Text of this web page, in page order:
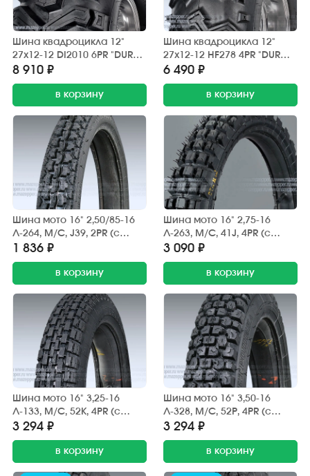
Шина квадроцикла 12"
27х12-12 DI2010 6PR "DURO"
Buffalo
8 910 ₽
в корзину
Шина квадроцикла 12"
27х12-12 HF278 4PR "DURO"
X-Treme
6 490 ₽
в корзину
Шина мото 16" 2,50/85-16
Л-264, M/C, J39, 2PR (с
камерой) "ПЕТРОШИНА"
Карпаты, Дельта (дор.)
1 836 ₽
в корзину
Шина мото 16" 2,75-16
Л-263, M/C, 41J, 4PR (с
камерой) "ПЕТРОШИНА"
Карпаты, Дельта (эндуро)
3 090 ₽
в корзину
Шина мото 16" 3,25-16
Л-133, M/C, 52К, 4PR (с
камерой) "ПЕТРОШИНА"
Восход, Сова, Курьер
(дорожная)
3 294 ₽
в корзину
Шина мото 16" 3,50-16
Л-328, M/C, 52P, 4PR (с
камерой) "ПЕТРОШИНА"
Восход, Сова, Курьер
3 294 ₽
в корзину